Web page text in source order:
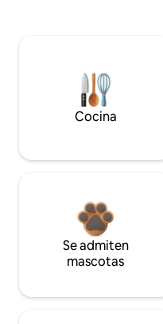
Cocina
Se admiten
mascotas